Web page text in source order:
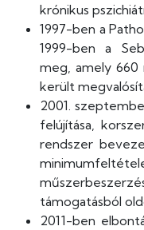
krónikus
1997-ben a
1999-ben a
meg, amely
került
2001.
felújítása,
rendszer
támogatásból
2011-ben